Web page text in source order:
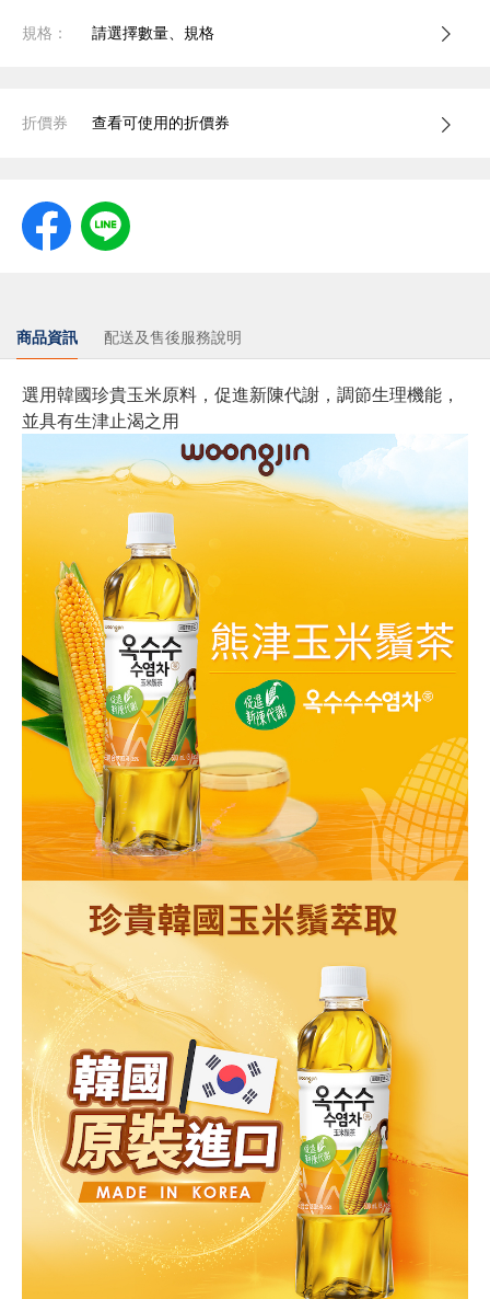
規格： 請選擇數量、規格
折價券 查看可使用的折價券
商品資訊 配送及售後服務說明
選用韓國珍貴玉米原料，促進新陳代謝，調節生理機能，
並具有生津止渴之用